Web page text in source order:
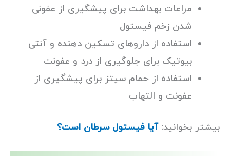
مراعات بهداشت برای پیشگیری از عفونی
شدن زخم فیستول
استفاده از داروهای تسکین دهنده و آنتی
بیوتیک برای جلوگیری از درد و عفونت
استفاده از حمام سیتز برای پیشگیری از
عفونت و التهاب
بیشتر بخوانید:آیا فیستول سرطان است؟